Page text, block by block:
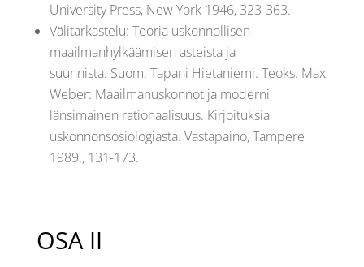
University Press, New York 1946, 323-363.
Välitarkastelu: Teoria uskonnollisen
maailmanhylkäämisen asteista ja
suunnista. Suom. Tapani Hietaniemi. Teoks. Max
Weber: Maailmanuskonnot ja moderni
länsimainen rationaalisuus. Kirjoituksia
uskonnonsosiologiasta. Vastapaino, Tampere
1989., 131-173.
OSA II